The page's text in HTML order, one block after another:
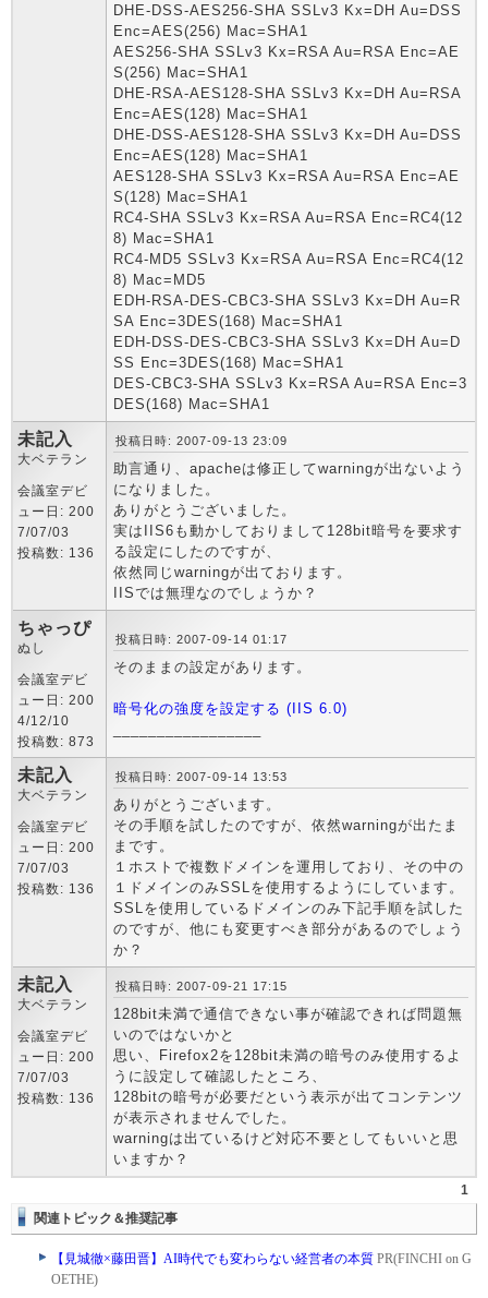
DHE-DSS-AES256-SHA SSLv3 Kx=DH Au=DSS
Enc=AES(256) Mac=SHA1
AES256-SHA SSLv3 Kx=RSA Au=RSA Enc=AE
S(256) Mac=SHA1
DHE-RSA-AES128-SHA SSLv3 Kx=DH Au=RSA
Enc=AES(128) Mac=SHA1
DHE-DSS-AES128-SHA SSLv3 Kx=DH Au=DSS
Enc=AES(128) Mac=SHA1
AES128-SHA SSLv3 Kx=RSA Au=RSA Enc=AE
S(128) Mac=SHA1
RC4-SHA SSLv3 Kx=RSA Au=RSA Enc=RC4(12
8) Mac=SHA1
RC4-MD5 SSLv3 Kx=RSA Au=RSA Enc=RC4(12
8) Mac=MD5
EDH-RSA-DES-CBC3-SHA SSLv3 Kx=DH Au=R
SA Enc=3DES(168) Mac=SHA1
EDH-DSS-DES-CBC3-SHA SSLv3 Kx=DH Au=D
SS Enc=3DES(168) Mac=SHA1
DES-CBC3-SHA SSLv3 Kx=RSA Au=RSA Enc=3
DES(168) Mac=SHA1
未記入
大ベテラン
会議室デビ
ュー日: 200
7/07/03
投稿数: 136
投稿日時: 2007-09-13 23:09
助言通り、apacheは修正してwarningが出ないよう
になりました。
ありがとうございました。
実はIIS6も動かしておりまして128bit暗号を要求す
る設定にしたのですが、
依然同じwarningが出ております。
IISでは無理なのでしょうか？
ちゃっぴ
ぬし
会議室デビ
ュー日: 200
4/12/10
投稿数: 873
投稿日時: 2007-09-14 01:17
そのままの設定があります。
暗号化の強度を設定する (IIS 6.0)
未記入
大ベテラン
会議室デビ
ュー日: 200
7/07/03
投稿数: 136
投稿日時: 2007-09-14 13:53
ありがとうございます。
その手順を試したのですが、依然warningが出たま
まです。
１ホストで複数ドメインを運用しており、その中の
１ドメインのみSSLを使用するようにしています。
SSLを使用しているドメインのみ下記手順を試した
のですが、他にも変更すべき部分があるのでしょう
か？
未記入
大ベテラン
会議室デビ
ュー日: 200
7/07/03
投稿数: 136
投稿日時: 2007-09-21 17:15
128bit未満で通信できない事が確認できれば問題無
いのではないかと
思い、Firefox2を128bit未満の暗号のみ使用するよ
うに設定して確認したところ、
128bitの暗号が必要だという表示が出てコンテンツ
が表示されませんでした。
warningは出ているけど対応不要としてもいいと思
いますか？
1
関連トピック＆推奨記事
【見城徹×藤田晋】AI時代でも変わらない経営者の本質 PR(FINCHI on G
OETHE)